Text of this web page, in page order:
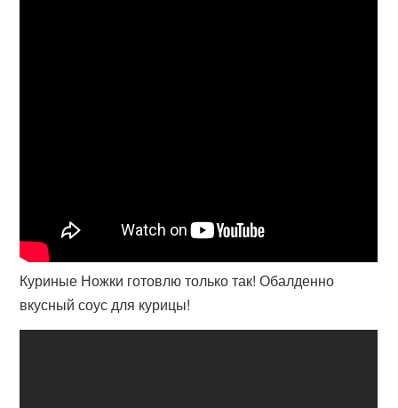
Куриные Ножки готовлю только так! Обалденно
вкусный соус для курицы!